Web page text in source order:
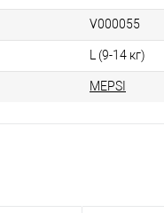
V000055
L (9-14 кг)
MEPSI